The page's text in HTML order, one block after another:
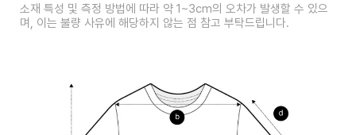
소재 특성 및 측정 방법에 따라 약 1~3cm의 오차가 발생할 수 있으
며, 이는 불량 사유에 해당하지 않는 점 참고 부탁드립니다.